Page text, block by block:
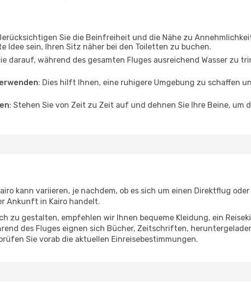
Sie die Beinfreiheit und die Nähe zu
Idee sein, Ihren Sitz näher bei den Toiletten zu buchen.
darauf, während des gesamten Fluges ausreichend Wasser zu
: Dies hilft Ihnen, eine ruhigere Umgebung zu schaffen
: Stehen Sie von Zeit zu Zeit auf und dehnen Sie Ihre Beine, um
kann variieren, je nachdem, ob es sich um einen Direktflug
Ankunft in Kairo handelt.
zu gestalten, empfehlen wir Ihnen bequeme Kleidung, ein
des Fluges eignen sich Bücher, Zeitschriften,
Sie vorab die aktuellen Einreisebestimmungen.